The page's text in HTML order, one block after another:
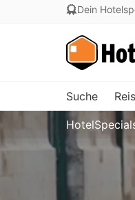
Dein
Suche